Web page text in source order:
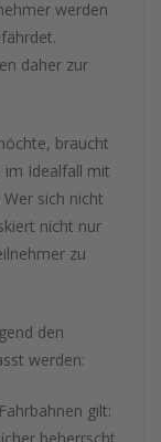
werden
daher zur
braucht
im Idealfall mit
sich nicht
nicht nur
zu
den
werden:
gilt: